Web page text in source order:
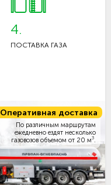
4.
ПОСТАВКА ГАЗА
Оперативная доставка
По различным маршрутам
ежедневно ездят несколько
газовозов объемом от 20 м3